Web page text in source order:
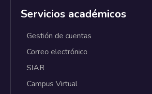
Servicios académicos
Gestión de cuentas
Correo electrónico
SIAR
Campus Virtual